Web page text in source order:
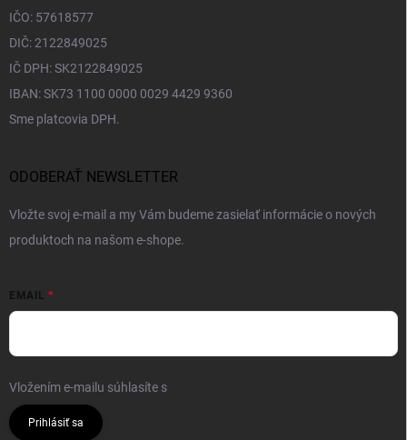
IČO: 57618577
DIČ: 2122849025
IČ DPH: SK2122849025
IBAN: SK73 1100 0000 0029 4429 9360
Sme platcovia DPH.
ODOBERAŤ NEWSLETTER
Vložte svoj e-mail a my Vám budeme zasielať informácie o nových
produktoch na našom e-shope.
EMAIL
Vložením e-mailu súhlasíte s
Prihlásiť sa